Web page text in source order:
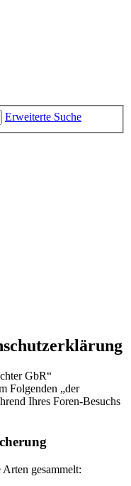
Erweiterte Suche
GbR“
Folgenden „der
Ihres Foren-Besuchs
gesammelt: